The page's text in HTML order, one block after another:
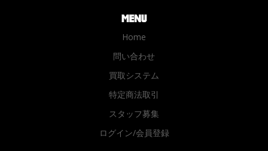
Home
問い合わせ
買取システム
特定商法取引
スタッフ募集
ログイン/会員登録